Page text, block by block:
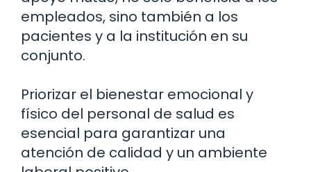
empleados, sino también a los
pacientes y a la institución en su
conjunto.
Priorizar el bienestar emocional y
físico del personal de salud es
esencial para garantizar una
atención de calidad y un ambiente